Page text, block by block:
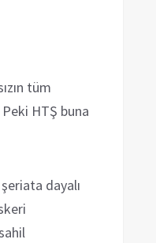
tüm
HTŞ buna
dayalı